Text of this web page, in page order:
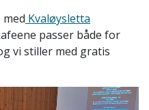
Kvaløysletta
passer både for
vi stiller med gratis